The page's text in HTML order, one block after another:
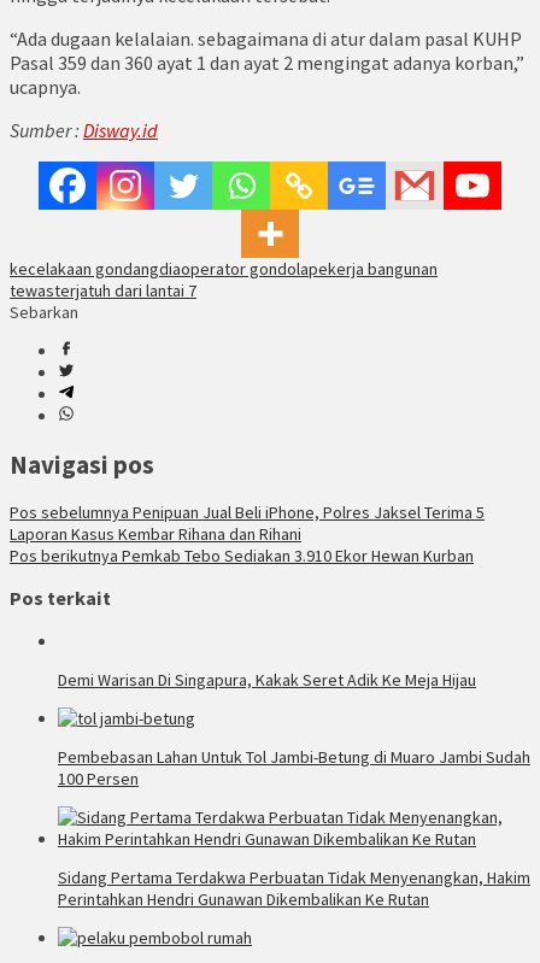
“Ada dugaan kelalaian. sebagaimana di atur dalam pasal KUHP
Pasal 359 dan 360 ayat 1 dan ayat 2 mengingat adanya korban,”
ucapnya.
Sumber : Disway.id
kecelakaan gondangdiaoperator gondolapekerja bangunan
tewasterjatuh dari lantai 7
Sebarkan
Navigasi pos
Pos sebelumnya Penipuan Jual Beli iPhone, Polres Jaksel Terima 5
Laporan Kasus Kembar Rihana dan Rihani
Pos berikutnya Pemkab Tebo Sediakan 3.910 Ekor Hewan Kurban
Pos terkait
Demi Warisan Di Singapura, Kakak Seret Adik Ke Meja Hijau
Pembebasan Lahan Untuk Tol Jambi-Betung di Muaro Jambi Sudah
100 Persen
Sidang Pertama Terdakwa Perbuatan Tidak Menyenangkan, Hakim
Perintahkan Hendri Gunawan Dikembalikan Ke Rutan